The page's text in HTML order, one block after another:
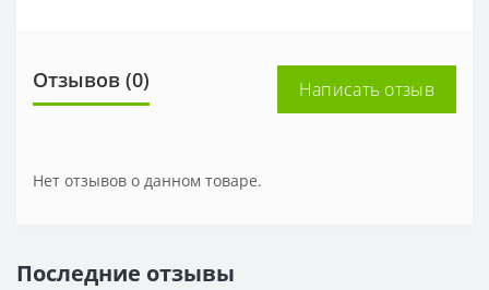
Отзывов (0) Написать отзыв
Нет отзывов о данном товаре.
Последние отзывы